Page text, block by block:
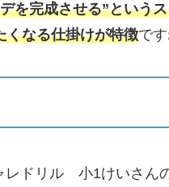
を完成させる”という
くなる仕掛けが特徴です